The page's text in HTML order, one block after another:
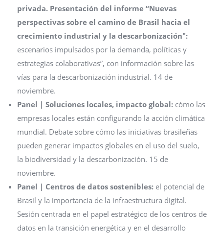
privada. Presentación del informe “Nuevas
perspectivas sobre el camino de Brasil hacia el
crecimiento industrial y la descarbonización":
escenarios impulsados por la demanda, políticas y
estrategias colaborativas”, con información sobre las
vías para la descarbonización industrial. 14 de
noviembre.
Panel | Soluciones locales, impacto global: cómo las
empresas locales están configurando la acción climática
mundial. Debate sobre cómo las iniciativas brasileñas
pueden generar impactos globales en el uso del suelo,
la biodiversidad y la descarbonización. 15 de
noviembre.
Panel | Centros de datos sostenibles: el potencial de
Brasil y la importancia de la infraestructura digital.
Sesión centrada en el papel estratégico de los centros de
datos en la transición energética y en el desarrollo